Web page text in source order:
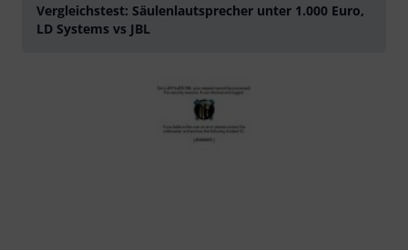
Vergleichstest: Säulenlautsprecher unter 1.000 Euro,
LD Systems vs JBL